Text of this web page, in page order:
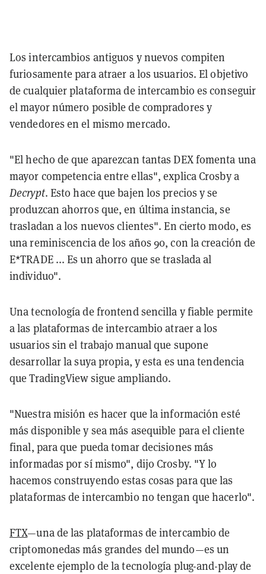
Los intercambios antiguos y nuevos compiten
furiosamente para atraer a los usuarios. El objetivo
de cualquier plataforma de intercambio es conseguir
el mayor número posible de compradores y
vendedores en el mismo mercado.
"El hecho de que aparezcan tantas DEX fomenta una
mayor competencia entre ellas", explica Crosby a
Decrypt. Esto hace que bajen los precios y se
produzcan ahorros que, en última instancia, se
trasladan a los nuevos clientes". En cierto modo, es
una reminiscencia de los años 90, con la creación de
E*TRADE ... Es un ahorro que se traslada al
individuo".
Una tecnología de frontend sencilla y fiable permite
a las plataformas de intercambio atraer a los
usuarios sin el trabajo manual que supone
desarrollar la suya propia, y esta es una tendencia
que TradingView sigue ampliando.
"Nuestra misión es hacer que la información esté
más disponible y sea más asequible para el cliente
final, para que pueda tomar decisiones más
informadas por sí mismo", dijo Crosby. "Y lo
hacemos construyendo estas cosas para que las
plataformas de intercambio no tengan que hacerlo".
FTX—una de las plataformas de intercambio de
criptomonedas más grandes del mundo—es un
excelente ejemplo de la tecnología plug-and-play de